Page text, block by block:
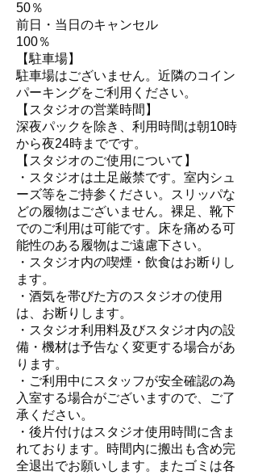
50％
前日・当日のキャンセル
100％
【駐車場】
駐車場はございません。近隣のコイン
パーキングをご利用ください。
【スタジオの営業時間】
深夜パックを除き、利用時間は朝10時
から夜24時までです。
【スタジオのご使用について】
・スタジオは土足厳禁です。室内シュ
ーズ等をご持参ください。スリッパな
どの履物はございません。裸足、靴下
でのご利用は可能です。床を痛める可
能性のある履物はご遠慮下さい。
・スタジオ内の喫煙・飲食はお断りし
ます。
・酒気を帯びた方のスタジオの使用
は、お断りします。
・スタジオ利用料及びスタジオ内の設
備・機材は予告なく変更する場合があ
ります。
・ご利用中にスタッフが安全確認の為
入室する場合がございますので、ご了
承ください。
・後片付けはスタジオ使用時間に含ま
れております。時間内に搬出も含め完
全退出でお願いします。またゴミは各